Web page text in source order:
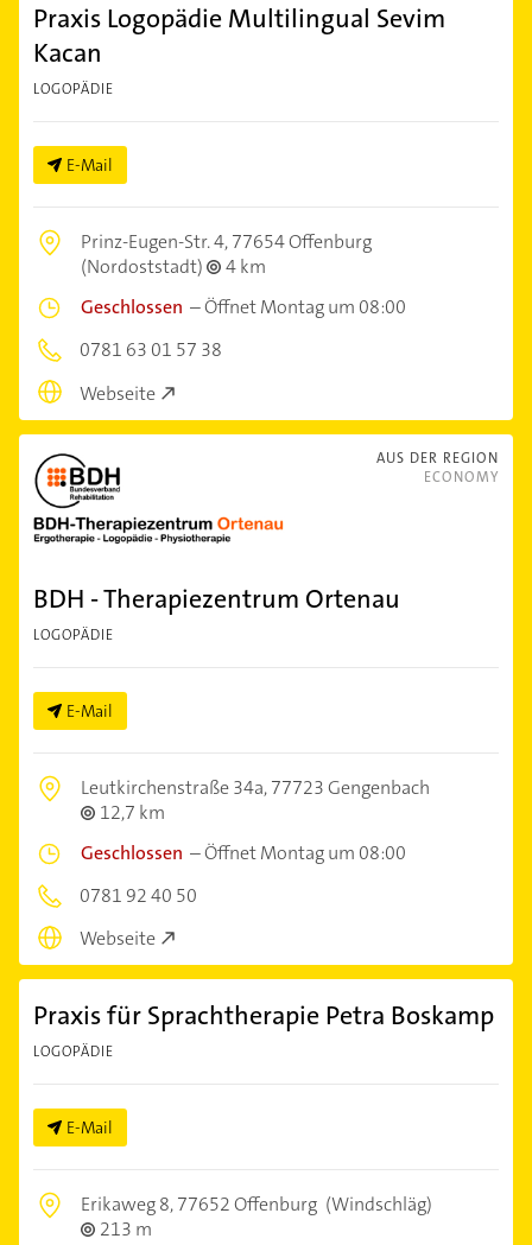
Praxis Logopädie Multilingual Sevim
Kacan
LOGOPÄDIE
E-Mail
Prinz-Eugen-Str. 4,77654 Offenburg
(Nordoststadt)
4 km
Geschlossen –Öffnet Montag um 08:00
0781 63 01 57 38
Webseite
AUS DER REGION
ECONOMY
BDH - Therapiezentrum Ortenau
LOGOPÄDIE
E-Mail
Leutkirchenstraße 34a,77723 Gengenbach
12,7 km
Geschlossen –Öffnet Montag um 08:00
0781 92 40 50
Webseite
Praxis für Sprachtherapie Petra Boskamp
LOGOPÄDIE
E-Mail
Erikaweg 8,77652 Offenburg (Windschläg)
213 m